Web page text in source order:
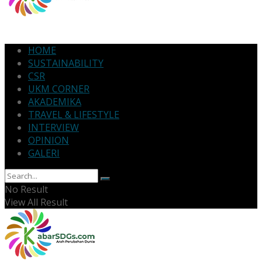
HOME
SUSTAINABILITY
CSR
UKM CORNER
AKADEMIKA
TRAVEL & LIFESTYLE
INTERVIEW
OPINION
GALERI
No Result
View All Result